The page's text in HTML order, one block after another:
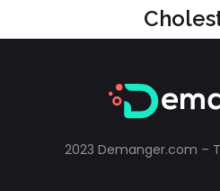
2023 Demanger.com –